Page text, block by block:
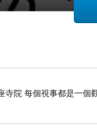
院 每個視事都是一個